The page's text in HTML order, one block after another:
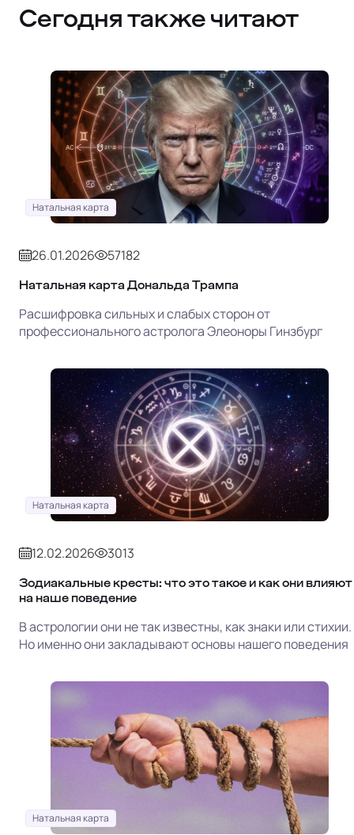
Сегодня также читают
Натальная карта
26.01.2026 57182
Натальная карта Дональда Трампа
Расшифровка сильных и слабых сторон от
профессионального астролога Элеоноры Гинзбург
Натальная карта
12.02.2026 3013
Зодиакальные кресты: что это такое и как они влияют
на наше поведение
В астрологии они не так известны, как знаки или стихии.
Но именно они закладывают основы нашего поведения
Натальная карта